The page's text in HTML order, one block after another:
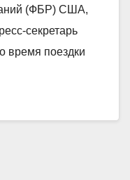
(ФБР) США,
секретарь
время поездки